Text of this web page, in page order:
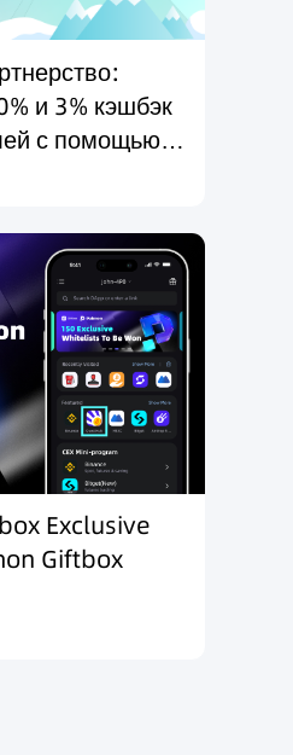
и 3% кэшбэк
с помощью
Exclusive
Giftbox